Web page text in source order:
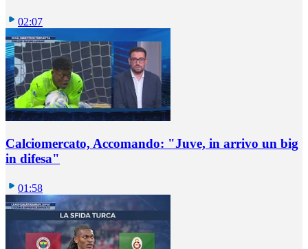
02:07
Calciomercato, Accomando: "Juve, in arrivo un big
in difesa"
01:58